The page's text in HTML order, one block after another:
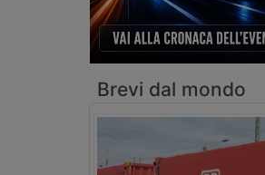
Brevi dal mondo